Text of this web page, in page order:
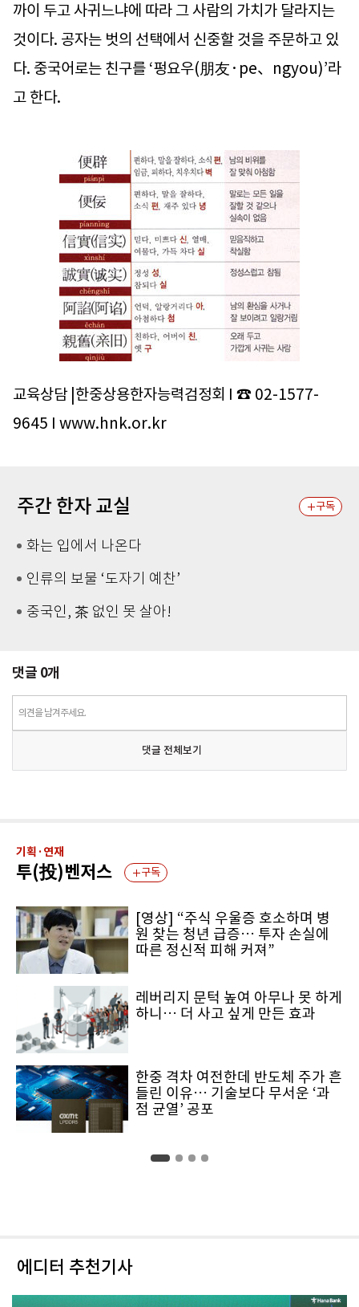
까이 두고 사귀느냐에 따라 그 사람의 가치가 달라지는
것이다. 공자는 벗의 선택에서 신중할 것을 주문하고 있
다. 중국어로는 친구를 ‘펑요우(朋友·pe、ngyou)’라
고 한다.
교육상담 |한중상용한자능력검정회 I ☎ 02-1577-
9645 I www.hnk.or.kr
주간 한자 교실 구독
화는 입에서 나온다
인류의 보물 ‘도자기 예찬’
중국인, 茶 없인 못 살아!
댓글 0개
의견을 남겨주세요.
댓글 전체보기
기획·연재
투(投)벤저스 구독
[영상] “주식 우울증 호소하며 병
원 찾는 청년 급증… 투자 손실에
따른 정신적 피해 커져”
레버리지 문턱 높여 아무나 못 하게
하니… 더 사고 싶게 만든 효과
한중 격차 여전한데 반도체 주가 흔
들린 이유… 기술보다 무서운 ‘과
점 균열’ 공포
에디터 추천기사